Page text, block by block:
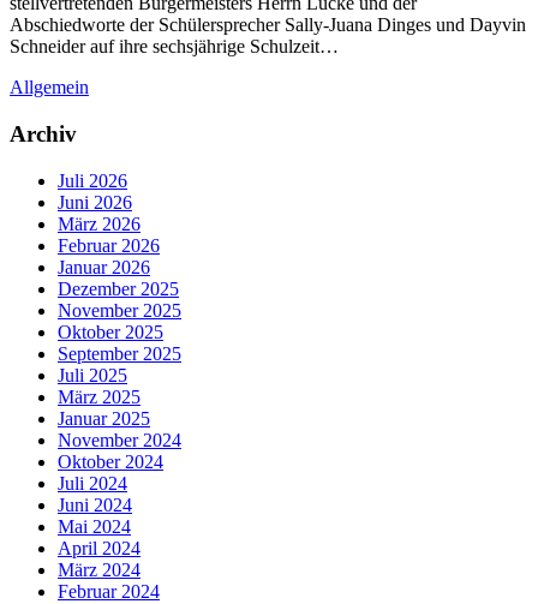
Abschiedworte der Schülersprecher Sally-Juana Dinges und Dayvin
Schneider auf ihre sechsjährige Schulzeit…
Allgemein
Archiv
Juli 2026
Juni 2026
März 2026
Februar 2026
Januar 2026
Dezember 2025
November 2025
Oktober 2025
September 2025
Juli 2025
März 2025
Januar 2025
November 2024
Oktober 2024
Juli 2024
Juni 2024
Mai 2024
April 2024
März 2024
Februar 2024